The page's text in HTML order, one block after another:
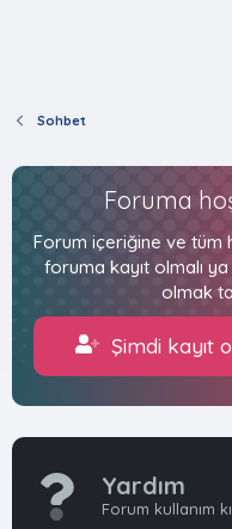
Sohbet
Foruma
Forum içeriğine ve tüm
foruma kayıt olmalı ya
olmak
Şimdi kayıt
Yardım
Forum kullanım